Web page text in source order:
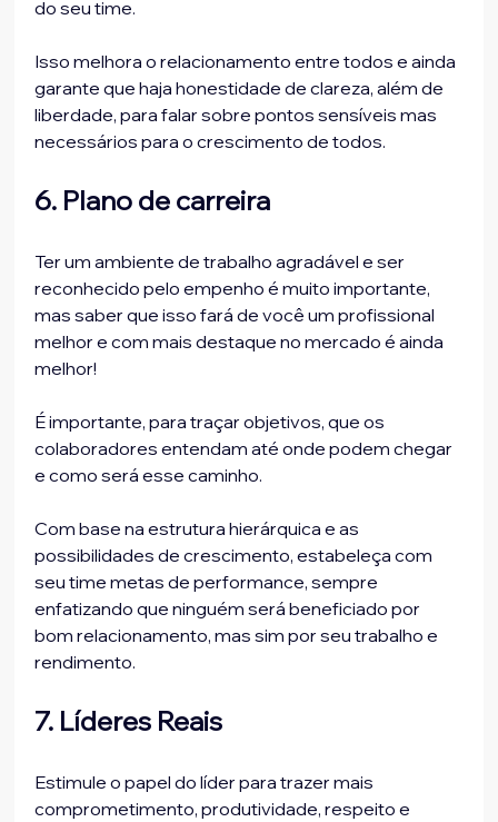
do seu time.
Isso melhora o relacionamento entre todos e ainda
garante que haja honestidade de clareza, além de
liberdade, para falar sobre pontos sensíveis mas
6. Plano de carreira
Ter um ambiente de trabalho agradável e ser
reconhecido pelo empenho é muito importante,
mas saber que isso fará de você um profissional
melhor e com mais destaque no mercado é ainda
melhor!
É importante, para traçar objetivos, que os
colaboradores entendam até onde podem chegar
e como será esse caminho.
Com base na estrutura hierárquica e as
possibilidades de crescimento, estabeleça com
seu time metas de performance, sempre
enfatizando que ninguém será beneficiado por
bom relacionamento, mas sim por seu trabalho e
7. Líderes Reais
Estimule o papel do líder para trazer mais
comprometimento, produtividade, respeito e